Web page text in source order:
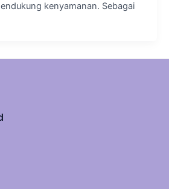
kenyamanan. Sebagai